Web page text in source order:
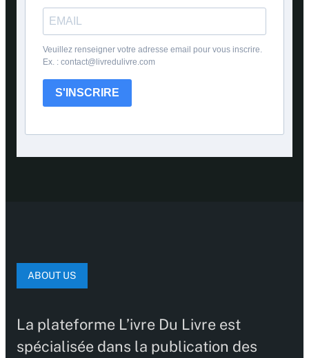
Veuillez renseigner votre adresse email pour vous inscrire.
Ex. : contact@livredulivre.com
S'INSCRIRE
ABOUT US
La plateforme L’ivre Du Livre est
spécialisée dans la publication des